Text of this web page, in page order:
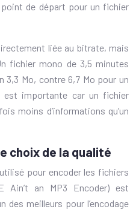
de départ pour un fichier
liée au bitrate, mais
fichier mono de 3,5 minutes
3,3 Mo, contre 6,7 Mo pour un
est importante car un fichier
moins d’informations qu’un
choix de la qualité
pour encoder les fichiers
Ain’t an MP3 Encoder) est
des meilleurs pour l’encodage